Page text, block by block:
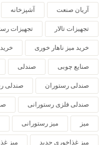
آریان صنعت آشپزخانه
تجهیزات تالار تجهیزات
خرید میز ناهار خوری
صنایع چوبی صندلی
صندلی رستوران صندلی
صندلی فلزی رستورانی
میز میز رستورانی
میز غذاخوری جدید میز